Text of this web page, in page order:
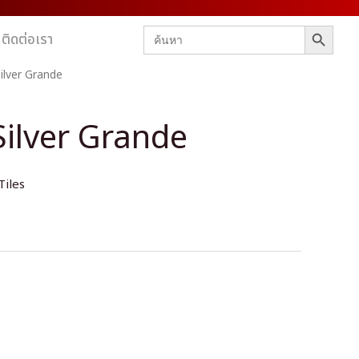
ติดต่อเรา Search
for:
SEARCH BUTTON
Grande
Grande